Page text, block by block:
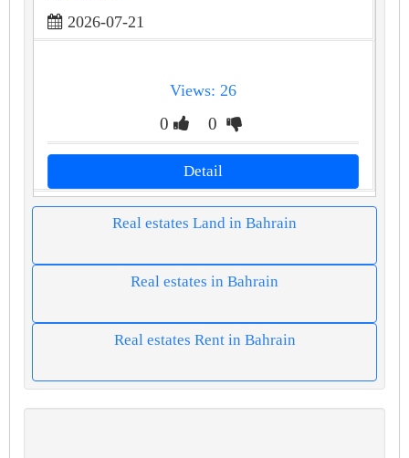
2026-07-21
Views: 26
0 0
Detail
Real estates Land in Bahrain
Real estates in Bahrain
Real estates Rent in Bahrain